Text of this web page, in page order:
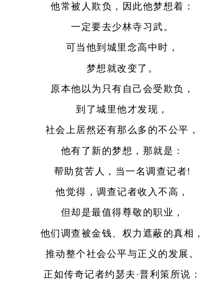
他常被人欺负，因此他梦想着：
一定要去少林寺习武。
可当他到城里念高中时，
梦想就改变了。
原本他以为只有自己会受欺负，
到了城里他才发现，
社会上居然还有那么多的不公平，
他有了新的梦想，那就是：
帮助贫苦人，当一名调查记者!
他觉得，调查记者收入不高，
但却是最值得尊敬的职业，
他们调查被金钱、权力遮蔽的真相，
推动整个社会公平与正义的发展。
正如传奇记者约瑟夫·普利策所说：